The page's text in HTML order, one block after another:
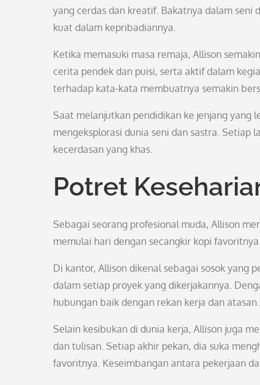
yang cerdas dan kreatif. Bakatnya dalam seni
kuat dalam kepribadiannya.
Ketika memasuki masa remaja, Allison
cerita pendek dan puisi, serta aktif dalam
terhadap kata-kata membuatnya semakin
Saat melanjutkan pendidikan ke jenjang
mengeksplorasi dunia seni dan sastra. Setiap
kecerdasan yang khas.
Potret
Sebagai seorang profesional muda, Allison
memulai hari dengan secangkir kopi
Di kantor, Allison dikenal sebagai sosok yang
dalam setiap proyek yang dikerjakannya.
hubungan baik dengan rekan kerja dan atasan.
Selain kesibukan di dunia kerja, Allison juga
dan tulisan. Setiap akhir pekan, dia suka
favoritnya. Keseimbangan antara pekerjaan